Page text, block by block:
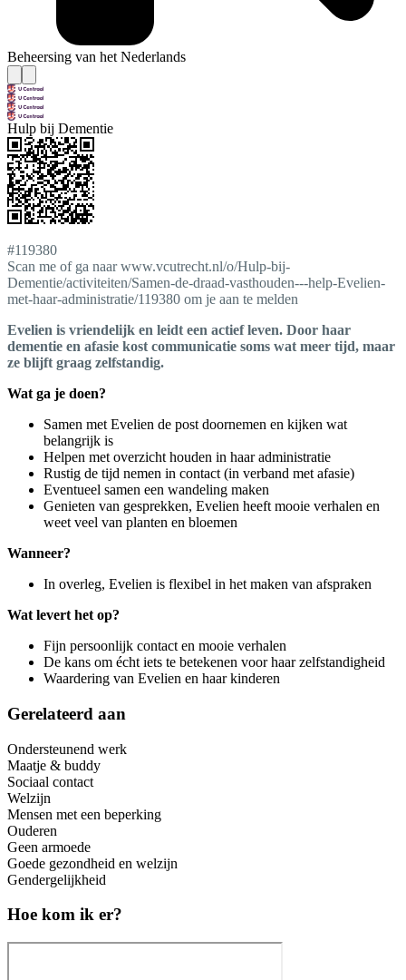
Beheersing van het Nederlands
Hulp bij Dementie
#119380
Scan me of ga naar www.vcutrecht.nl/o/Hulp-bij-
Dementie/activiteiten/Samen-de-draad-vasthouden---help-Evelien-
met-haar-administratie/119380 om je aan te melden
Evelien is vriendelijk en leidt een actief leven. Door haar
dementie en afasie kost communicatie soms wat meer tijd, maar
ze blijft graag zelfstandig.
Wat ga je doen?
Samen met Evelien de post doornemen en kijken wat
belangrijk is
Helpen met overzicht houden in haar administratie
Rustig de tijd nemen in contact (in verband met afasie)
Eventueel samen een wandeling maken
Genieten van gesprekken, Evelien heeft mooie verhalen en
weet veel van planten en bloemen
Wanneer?
In overleg, Evelien is flexibel in het maken van afspraken
Wat levert het op?
Fijn persoonlijk contact en mooie verhalen
De kans om écht iets te betekenen voor haar zelfstandigheid
Waardering van Evelien en haar kinderen
Gerelateerd aan
Ondersteunend werk
Maatje & buddy
Sociaal contact
Welzijn
Mensen met een beperking
Ouderen
Geen armoede
Goede gezondheid en welzijn
Gendergelijkheid
Hoe kom ik er?